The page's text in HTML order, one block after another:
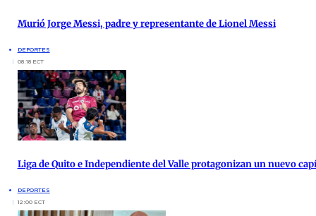
Murió Jorge Messi, padre y representante de Lionel Messi
DEPORTES
08:18 ECT
Liga de Quito e Independiente del Valle protagonizan un nuevo
DEPORTES
12:00 ECT